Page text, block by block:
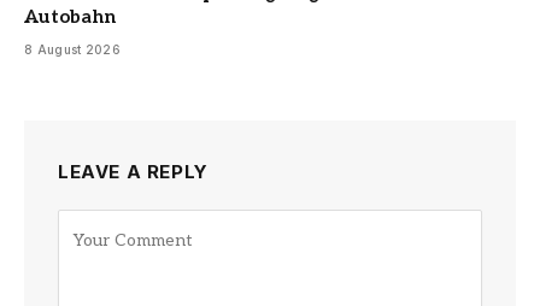
Autobahn
8 August 2026
LEAVE A REPLY